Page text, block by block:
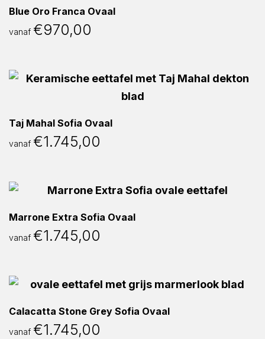
Blue Oro Franca Ovaal
vanaf €970,00
Taj Mahal Sofia Ovaal
vanaf €1.745,00
Marrone Extra Sofia Ovaal
vanaf €1.745,00
Calacatta Stone Grey Sofia Ovaal
vanaf €1.745,00